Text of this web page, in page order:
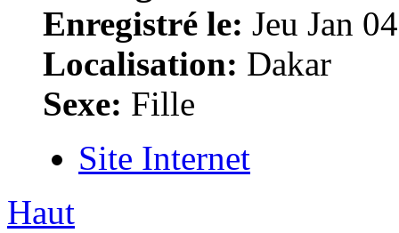
Enregistré le: Jeu Jan
Localisation: Dakar
Sexe: Fille
Site Internet
Haut